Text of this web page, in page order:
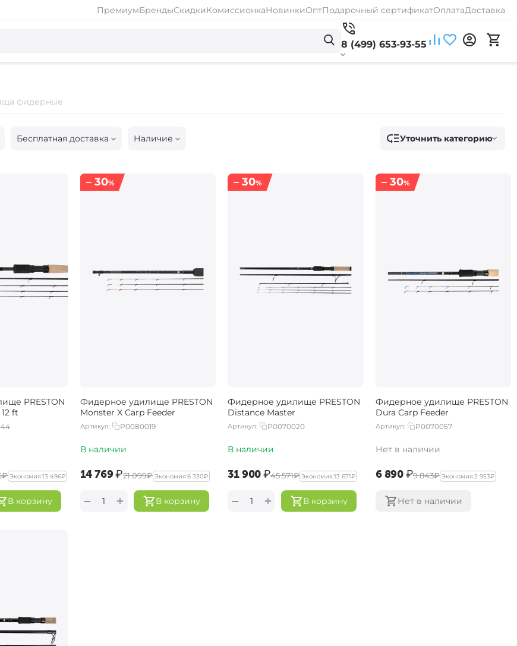
ПремиумБрендыСкидкиКомиссионкаНовинкиОптПодарочный сертификатОплатаДоставка
8 (499) 653-93-55
фидерные
Бесплатная доставка Наличие Уточнить категорию
PRESTON
ft
₽ Экономия:‍13 496‍₽
В корзину
– 30%
Фидерное удилище PRESTON
Monster X Carp Feeder
Артикул: P0080019
В наличии
‍14 769‍₽‍21 099‍₽ Экономия:‍6 330‍₽
В корзину
+
−
– 30%
Фидерное удилище PRESTON
Distance Master
Артикул: P0070020
В наличии
‍31 900‍₽‍45 571‍₽ Экономия:‍13 671‍₽
В корзину
+
−
– 30%
Фидерное удилище PRESTON
Dura Carp Feeder
Артикул: P0070057
Нет в наличии
‍6 890‍₽‍9 843‍₽ Экономия:‍2 953‍₽
Нет в наличии